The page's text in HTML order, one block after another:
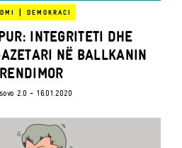
| DEMOKRACI
INTEGRITETI DHE
NË BALLKANIN
2.0 - 16.01.2020